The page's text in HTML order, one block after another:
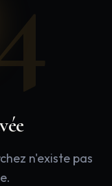
n'existe pas